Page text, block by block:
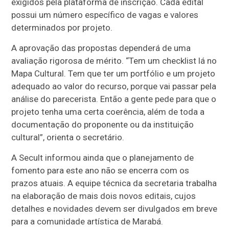
possui um número específico de vagas e valores
determinados por projeto.
A aprovação das propostas dependerá de uma
avaliação rigorosa de mérito. “Tem um checklist lá no
Mapa Cultural. Tem que ter um portfólio e um projeto
adequado ao valor do recurso, porque vai passar pela
análise do parecerista. Então a gente pede para que o
projeto tenha uma certa coerência, além de toda a
documentação do proponente ou da instituição
cultural”, orienta o secretário.
A Secult informou ainda que o planejamento de
fomento para este ano não se encerra com os
prazos atuais. A equipe técnica da secretaria trabalha
na elaboração de mais dois novos editais, cujos
detalhes e novidades devem ser divulgados em breve
para a comunidade artística de Marabá.